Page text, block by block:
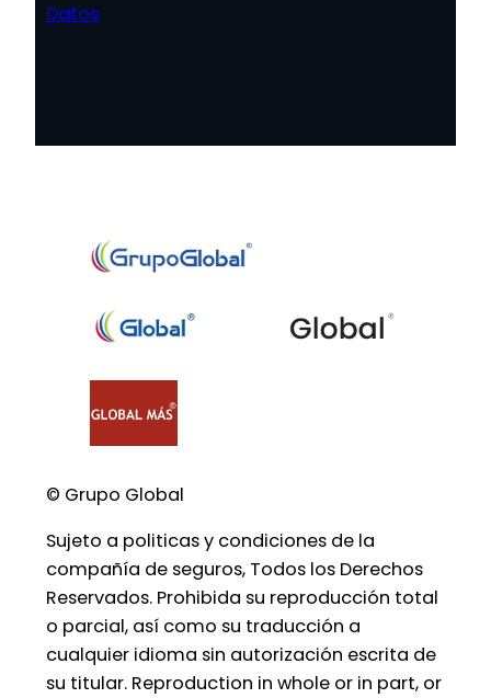
Datos
© Grupo Global
Sujeto a politicas y condiciones de la
compañía de seguros, Todos los Derechos
Reservados. Prohibida su reproducción total
o parcial, así como su traducción a
cualquier idioma sin autorización escrita de
su titular. Reproduction in whole or in part, or